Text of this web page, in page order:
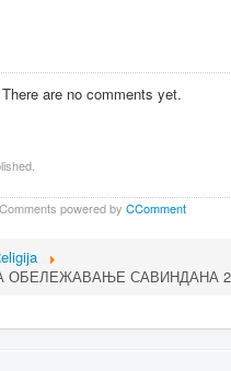
There are no comments yet.
Comments powered by CComment
САВИНДАНА